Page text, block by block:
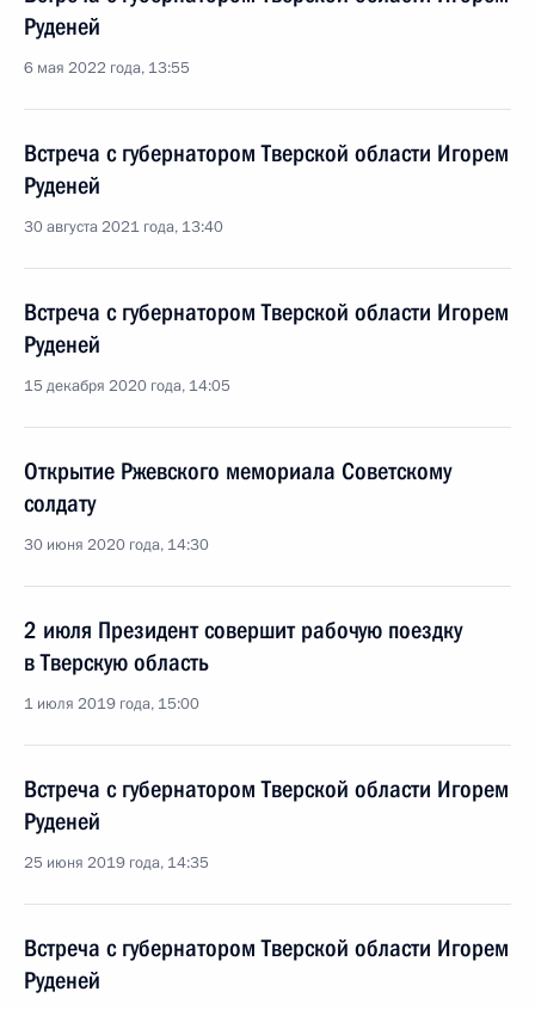
Руденей
6 мая 2022 года, 13:55
Встреча с губернатором Тверской области Игорем
Руденей
30 августа 2021 года, 13:40
Встреча с губернатором Тверской области Игорем
Руденей
15 декабря 2020 года, 14:05
Открытие Ржевского мемориала Советскому
солдату
30 июня 2020 года, 14:30
2 июля Президент совершит рабочую поездку
в Тверскую область
1 июля 2019 года, 15:00
Встреча с губернатором Тверской области Игорем
Руденей
25 июня 2019 года, 14:35
Встреча с губернатором Тверской области Игорем
Руденей